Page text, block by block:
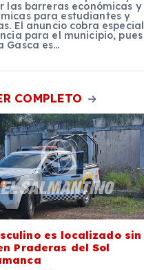
las barreras económicas y
para estudiantes y
El anuncio cobra especial
para el municipio, pues
Gasca es…
COMPLETO
es localizado sin
Praderas del Sol